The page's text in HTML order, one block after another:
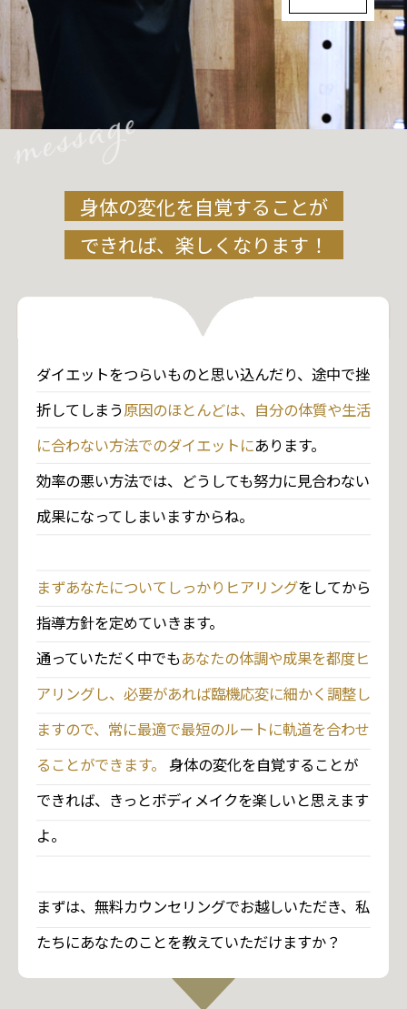
身体の変化を自覚することが
できれば、楽しくなります！
ダイエットをつらいものと思い込んだり、途中で挫
折してしまう原因のほとんどは、自分の体質や生活
に合わない方法でのダイエットにあります。
効率の悪い方法では、どうしても努力に見合わない
成果になってしまいますからね。
まずあなたについてしっかりヒアリングをしてから
指導方針を定めていきます。
通っていただく中でもあなたの体調や成果を都度ヒ
アリングし、必要があれば臨機応変に細かく調整し
ますので、常に最適で最短のルートに軌道を合わせ
ることができます。
身体の変化を自覚することが
できれば、きっとボディメイクを楽しいと思えます
よ。
まずは、無料カウンセリングでお越しいただき、私
たちにあなたのことを教えていただけますか？